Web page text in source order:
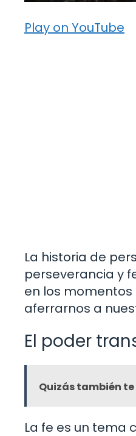
Play on YouTube
La historia de
perseverancia y
en los momentos
aferrarnos a
El poder
Quizás también
La fe es un tema